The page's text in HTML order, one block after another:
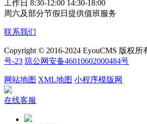
工作日 8:30-12:00 14:30-18:00
周六及部分节假日提供值班服务
联系我们
Copyright © 2016-2024 EyouCMS 版权所
号-23 琼公网安备46010602000484号
网站地图 XML地图 小程序模版网
在线客服